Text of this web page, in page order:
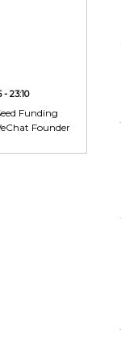
23:10
Funding
Founder